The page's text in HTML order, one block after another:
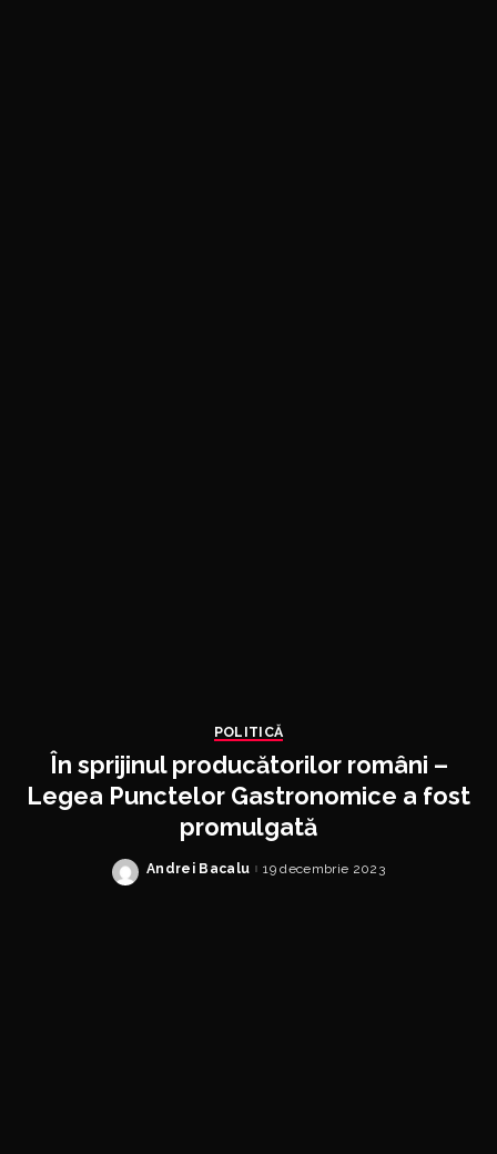
POLITICĂ
În sprijinul producătorilor români –
Legea Punctelor Gastronomice a fost
promulgată
Posted
Andrei Bacalu 19 decembrie 2023